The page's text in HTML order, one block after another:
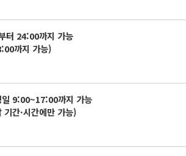
터 24:00까지 가능
까지 가능)
9:00~17:00까지 가능
기간·시간에만 가능)